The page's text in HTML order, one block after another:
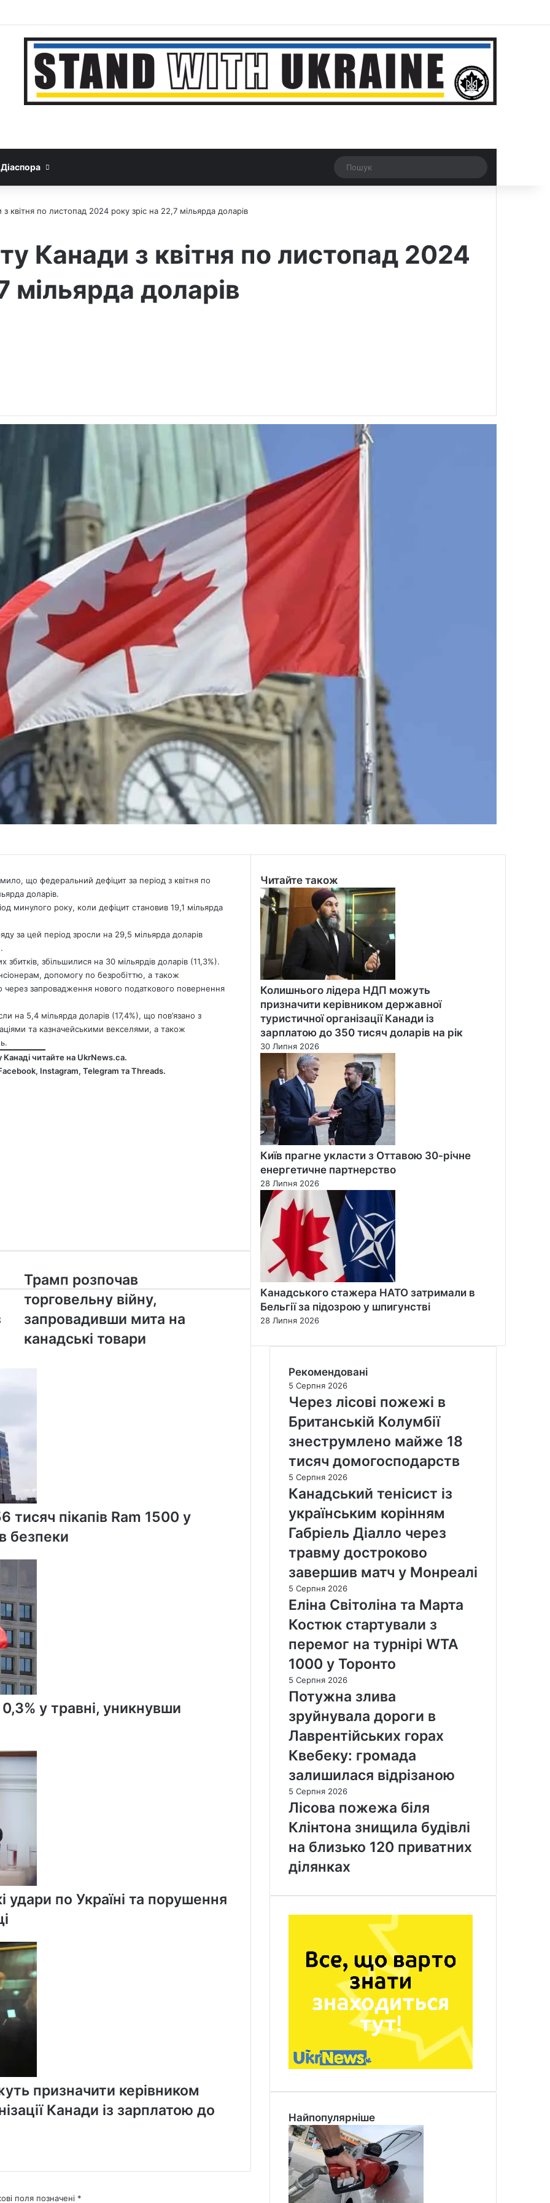
Google News
Threads
Діаспора Рандомна новина
Switch skin
квітня по листопад 2024 року зріс на 22,7 мільярда доларів
Канади з квітня по листопад 2024
мільярда доларів
що федеральний дефіцит за період з квітня по
доларів.
минулого року, коли дефіцит становив 19,1 мільярда
за цей період зросли на 29,5 мільярда доларів
збільшилися на 30 мільярдів доларів (11,3%).
допомогу по безробіттю, а також
через запровадження нового податкового повернення
на 5,4 мільярда доларів (17,4%), що пов’язано з
та казначейськими векселями, а також
Канаді читайте на UkrNews.ca.
, Instagram, Telegram таThreads.
Трамп
розпочав
торговельну
війну,
запровадивши
мита
Трамп розпочав
торговельну війну,
запровадивши мита на
канадські товари
тисяч пікапів Ram 1500 у
безпеки
у травні, уникнувши
удари по Україні та порушення
призначити керівником
Канади із зарплатою до
поля позначені *
Читайте також
Close
Колишнього лідера НДП можуть
призначити керівником державної
туристичної організації Канади із
зарплатою до 350 тисяч доларів на рік
30 Липня 2026
Київ прагне укласти з Оттавою 30-річне
енергетичне партнерство
28 Липня 2026
Канадського стажера НАТО затримали в
Бельгії за підозрою у шпигунстві
28 Липня 2026
Рекомендовані
5 Серпня 2026
Через лісові пожежі в
Британській Колумбії
знеструмлено майже 18
тисяч домогосподарств
5 Серпня 2026
Канадський тенісист із
українським корінням
Габріель Діалло через
травму достроково
завершив матч у Монреалі
5 Серпня 2026
Еліна Світоліна та Марта
Костюк стартували з
перемог на турнірі WTA
1000 у Торонто
5 Серпня 2026
Потужна злива
зруйнувала дороги в
Лаврентійських горах
Квебеку: громада
залишилася відрізаною
5 Серпня 2026
Лісова пожежа біля
Клінтона знищила будівлі
на близько 120 приватних
ділянках
Найпопулярніше